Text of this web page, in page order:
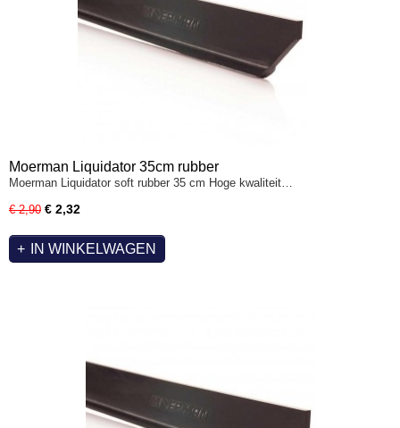
Moerman Liquidator 35cm rubber
Moerman Liquidator soft rubber 35 cm Hoge kwaliteit…
€ 2,90 € 2,32
IN WINKELWAGEN